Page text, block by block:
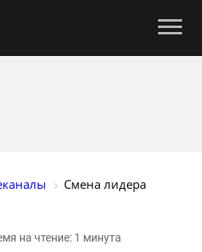
Смена лидера
на чтение: 1 минута